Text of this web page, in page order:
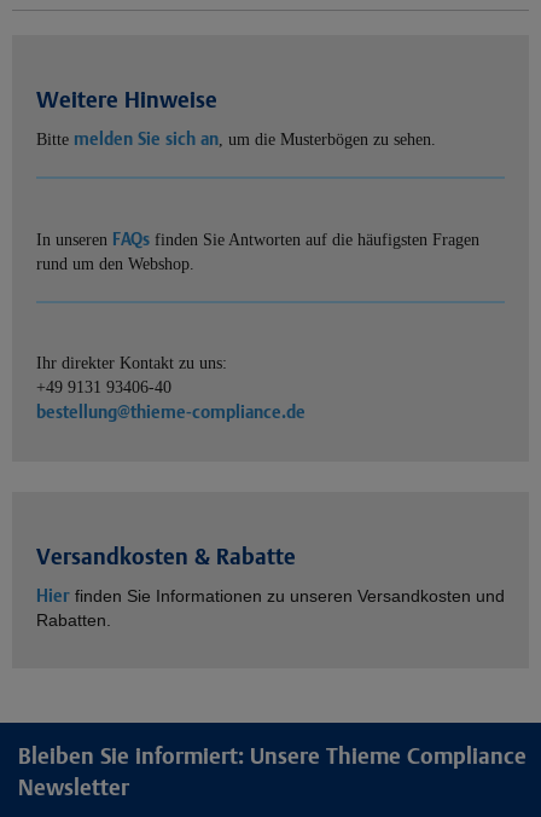
Weitere Hinweise
Bitte melden Sie sich an, um die Musterbögen zu sehen.
In unseren FAQs finden Sie Antworten auf die häufigsten Fragen
rund um den Webshop.
Ihr direkter Kontakt zu uns:
+49 9131 93406-40
bestellung@thieme-compliance.de
Versandkosten & Rabatte
Hier finden Sie Informationen zu unseren Versandkosten und
Rabatten.
Bleiben Sie informiert: Unsere Thieme Compliance
Newsletter